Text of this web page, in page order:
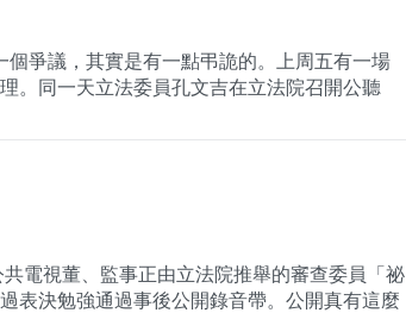
爭議，其實是有一點弔詭的。上周五有一場
。同一天立法委員孔文吉在立法院召開公聽
電視董、監事正由立法院推舉的審查委員「祕
表決勉強通過事後公開錄音帶。公開真有這麼